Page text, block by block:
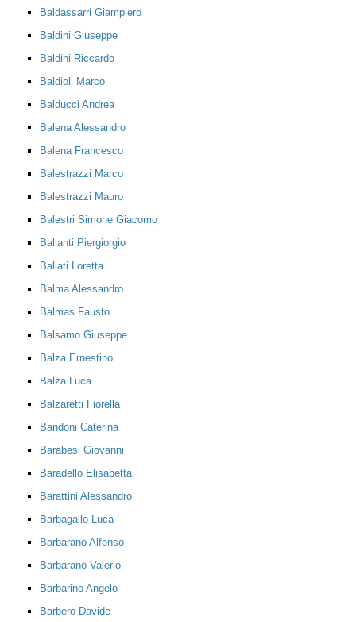
Baldassarri Giampiero
Baldini Giuseppe
Baldini Riccardo
Baldioli Marco
Balducci Andrea
Balena Alessandro
Balena Francesco
Balestrazzi Marco
Balestrazzi Mauro
Balestri Simone Giacomo
Ballanti Piergiorgio
Ballati Loretta
Balma Alessandro
Balmas Fausto
Balsamo Giuseppe
Balza Ernestino
Balza Luca
Balzaretti Fiorella
Bandoni Caterina
Barabesi Giovanni
Baradello Elisabetta
Barattini Alessandro
Barbagallo Luca
Barbarano Alfonso
Barbarano Valerio
Barbarino Angelo
Barbero Davide